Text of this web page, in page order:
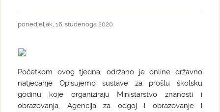
ponedjeljak, 16. studenoga 2020.
Početkom ovog tjedna, održano je online državno
natjecanje Opisujemo sustave za prošlu školsku
godinu koje organiziraju Ministarstvo znanosti i
obrazovanja, Agencija za odgoj i obrazovanje i